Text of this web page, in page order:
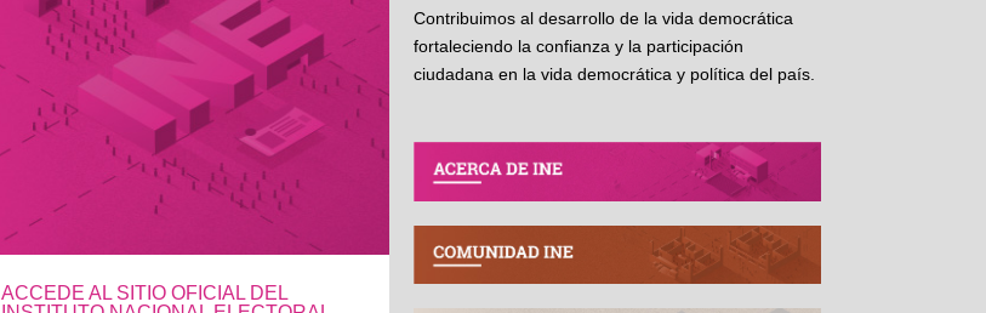
ACCEDE AL SITIO OFICIAL DEL
Contribuimos al desarrollo de la vida democrática
fortaleciendo la confianza y la participación
ciudadana en la vida democrática y política del país.